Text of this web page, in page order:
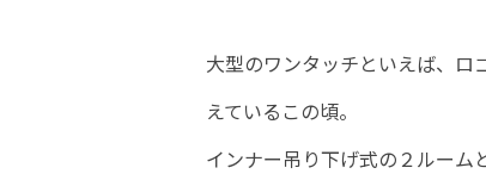
大型のワンタッチといえば、ロ
えているこの頃。
インナー吊り下げ式の２ルーム